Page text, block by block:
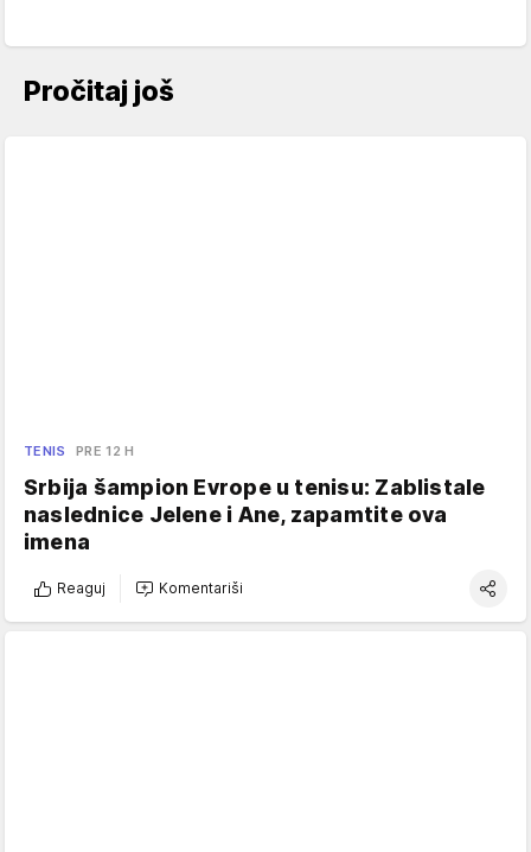
Pročitaj još
TENIS PRE 12 H
Srbija šampion Evrope u tenisu: Zablistale
naslednice Jelene i Ane, zapamtite ova
imena
Reaguj Komentariši